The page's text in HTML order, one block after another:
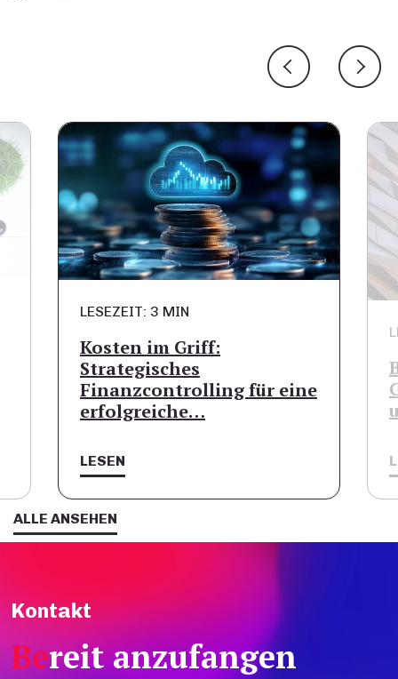
ALLE ANSEHEN
LESEZEIT: 3 MIN
Kosten im Griff:
Strategisches
Finanzcontrolling für eine
erfolgreiche…
LESEN
Kontakt
Bereit anzufangen